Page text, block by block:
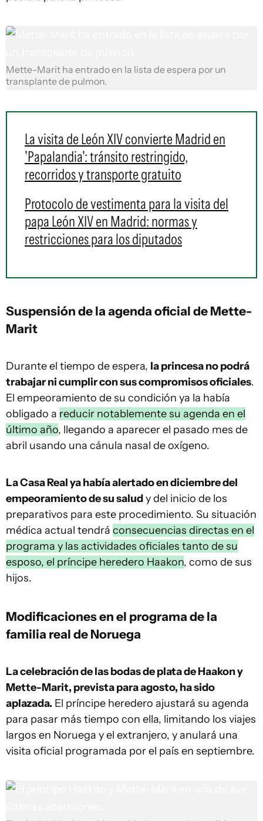
Mette-Marit ha entrado en la lista de espera por un
transplante de pulmon.
La visita de León XIV convierte Madrid en
'Papalandia': tránsito restringido,
recorridos y transporte gratuito
Protocolo de vestimenta para la visita del
papa León XIV en Madrid: normas y
restricciones para los diputados
Suspensión de la agenda oficial de Mette-
Marit
Durante el tiempo de espera, la princesa no podrá
trabajar ni cumplir con sus compromisos oficiales.
El empeoramiento de su condición ya la había
obligado a reducir notablemente su agenda en el
último año, llegando a aparecer el pasado mes de
abril usando una cánula nasal de oxígeno.
La Casa Real ya había alertado en diciembre del
empeoramiento de su saludy del inicio de los
preparativos para este procedimiento. Su situación
médica actual tendrá consecuencias directas en el
programa y las actividades oficiales tanto de su
esposo, el príncipe heredero Haakon, como de sus
hijos.
Modificaciones en el programa de la
familia real de Noruega
La celebración de las bodas de plata de Haakon y
Mette-Marit, prevista para agosto, ha sido
aplazada. El príncipe heredero ajustará su agenda
para pasar más tiempo con ella, limitando los viajes
largos en Noruega y el extranjero, y anulará una
visita oficial programada por el país en septiembre.